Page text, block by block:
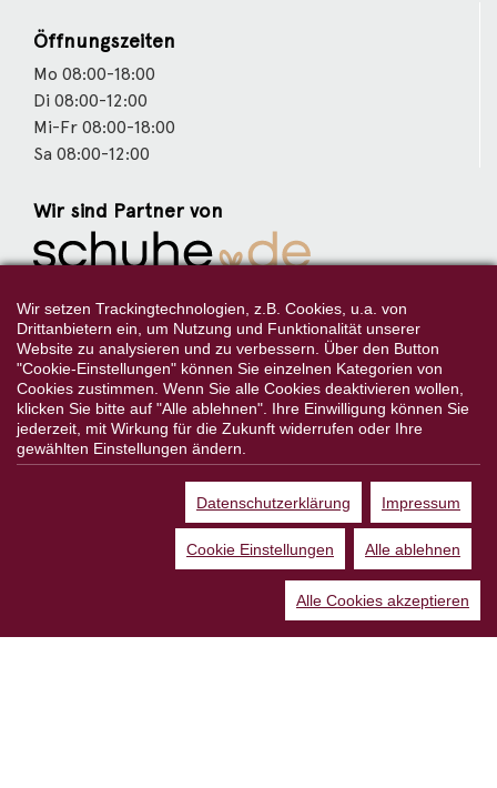
Öffnungszeiten
Mo 08:00-18:00
Di 08:00-12:00
Mi-Fr 08:00-18:00
Sa 08:00-12:00
Wir sind Partner von
Weitere Partner
Folgen Sie uns:
*Alle Preisangaben gelten inklusive gesetzlichen MwSt. und bei
Selbstabholung.
unverbindliche Preisempfehlung des Herstellers/Lieferanten.
Wir setzen Trackingtechnologien, z.B. Cookies, u.a. von
Drittanbietern ein, um Nutzung und Funktionalität unserer
Website zu analysieren und zu verbessern. Über den Button
"Cookie-Einstellungen" können Sie einzelnen Kategorien von
Cookies zustimmen. Wenn Sie alle Cookies deaktivieren wollen,
klicken Sie bitte auf "Alle ablehnen". Ihre Einwilligung können Sie
jederzeit, mit Wirkung für die Zukunft widerrufen oder Ihre
gewählten Einstellungen ändern.
Datenschutzerklärung Impressum
Cookie Einstellungen Alle ablehnen
Alle Cookies akzeptieren